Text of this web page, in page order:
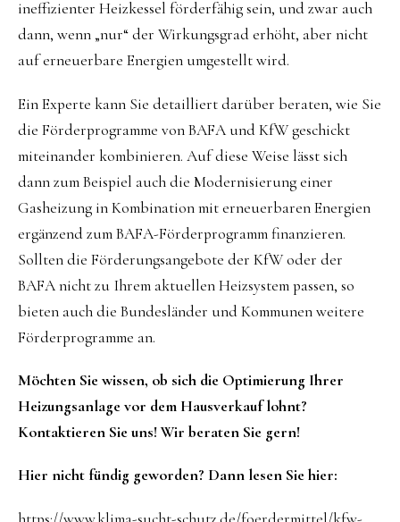
ineffizienter Heizkessel förderfähig sein, und zwar auch
dann, wenn „nur“ der Wirkungsgrad erhöht, aber nicht
auf erneuerbare Energien umgestellt wird.
Ein Experte kann Sie detailliert darüber beraten, wie Sie
die Förderprogramme von BAFA und KfW geschickt
miteinander kombinieren. Auf diese Weise lässt sich
dann zum Beispiel auch die Modernisierung einer
Gasheizung in Kombination mit erneuerbaren Energien
ergänzend zum BAFA-Förderprogramm finanzieren.
Sollten die Förderungsangebote der KfW oder der
BAFA nicht zu Ihrem aktuellen Heizsystem passen, so
bieten auch die Bundesländer und Kommunen weitere
Förderprogramme an.
Möchten Sie wissen, ob sich die Optimierung Ihrer
Heizungsanlage vor dem Hausverkauf lohnt?
Kontaktieren Sie uns! Wir beraten Sie gern!
Hier nicht fündig geworden? Dann lesen Sie hier: